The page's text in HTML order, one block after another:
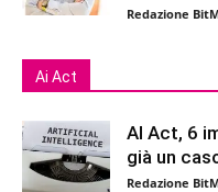
Redazione
Ai Act
AI Act, 6
già un
Redazione